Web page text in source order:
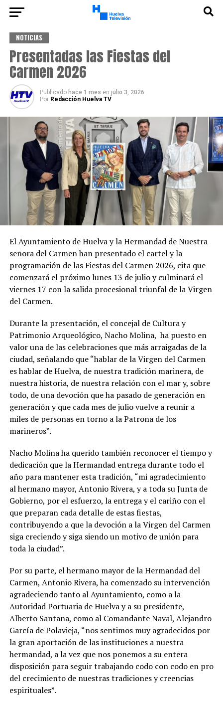
NOTICIAS
Presentadas las Fiestas del
Carmen 2026
Publicado hace 1 mes en julio 3, 2026
Por Redacción Huelva TV
El Ayuntamiento de Huelva y la Hermandad de Nuestra
señora del Carmen han presentado el cartel y la
programación de las Fiestas del Carmen 2026, cita que
comenzará el próximo lunes 13 de julio y culminará el
viernes 17 con la salida procesional triunfal de la Virgen
del Carmen.
Durante la presentación, el concejal de Cultura y
Patrimonio Arqueológico, Nacho Molina, ha puesto en
valor una de las celebraciones que más arraigadas de la
ciudad, señalando que “hablar de la Virgen del Carmen
es hablar de Huelva, de nuestra tradición marinera, de
nuestra historia, de nuestra relación con el mar y, sobre
todo, de una devoción que ha pasado de generación en
generación y que cada mes de julio vuelve a reunir a
miles de personas en torno a la Patrona de los
marineros”.
Nacho Molina ha querido también reconocer el tiempo y
dedicación que la Hermandad entrega durante todo el
año para mantener esta tradición, “mi agradecimiento
al hermano mayor, Antonio Rivera, y a toda su Junta de
Gobierno, por el esfuerzo, la entrega y el cariño con el
que preparan cada detalle de estas fiestas,
contribuyendo a que la devoción a la Virgen del Carmen
siga creciendo y siga siendo un motivo de unión para
toda la ciudad”.
Por su parte, el hermano mayor de la Hermandad del
Carmen, Antonio Rivera, ha comenzado su intervención
agradeciendo tanto al Ayuntamiento, como a la
Autoridad Portuaria de Huelva y a su presidente,
Alberto Santana, como al Comandante Naval, Alejandro
García de Polavieja, “nos sentimos muy agradecidos por
la gran aportación de las instituciones a nuestra
hermandad, a la vez que nos ponemos a su entera
disposición para seguir trabajando codo con codo en pro
del crecimiento de nuestras tradiciones y creencias
espirituales”.